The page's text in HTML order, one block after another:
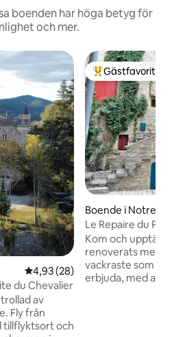
boenden har höga betyg för
och mer.
4,93 av 5 i genomsnittligt
4,93 (28)
la Fare. La Suite du Chevalier
av
Fly från
tillflyktsort och
Populär
Gästfavorit
Boende i Notre-
res
Le Repaire du
Kom och upptäck
renoverats med
vackraste som
erbjuda, med